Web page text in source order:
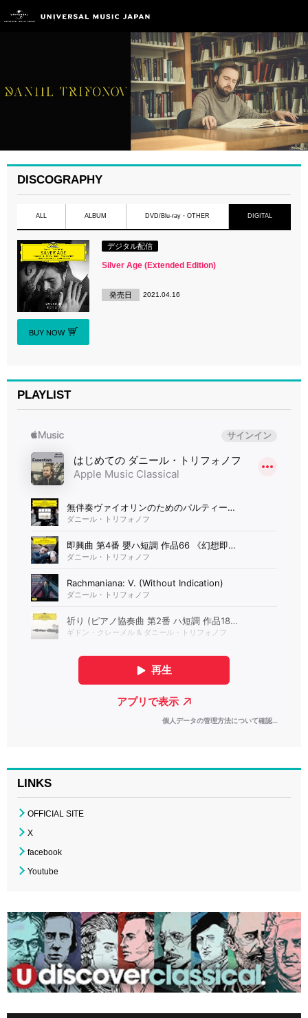
DISCOGRAPHY
ALL ALBUM DVD/Blu-ray・OTHER DIGITAL
BUY NOW
デジタル配信
Silver Age (Extended Edition)
発売日 2021.04.16
PLAYLIST
LINKS
OFFICIAL SITE
X
facebook
Youtube